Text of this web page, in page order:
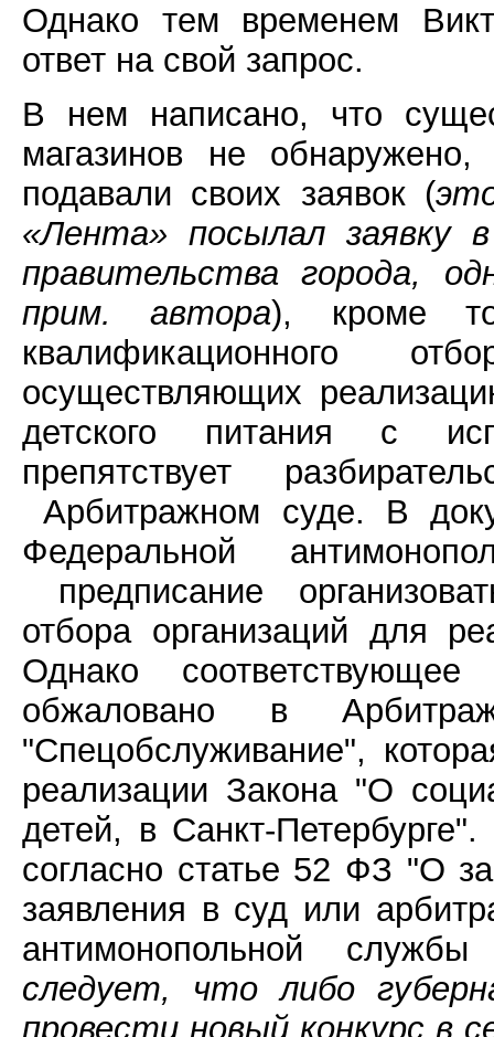
Однако тем временем
ответ на свой запрос.
В нем написано, что
магазинов не
подавали своих заявок (
«Лента» посылал заявку
правительства города,
прим. автора), кроме
квалификационного
осуществляющих
детского питания с
препятствует
Арбитражном суде. В
Федеральной
предписание
отбора организаций для
Однако
обжаловано в
"Спецобслуживание",
реализации Закона "О
детей, в Санкт-
согласно статье 52 ФЗ "О
заявления в суд или
антимонопольной службы
следует, что либо
провести новый конкурс в